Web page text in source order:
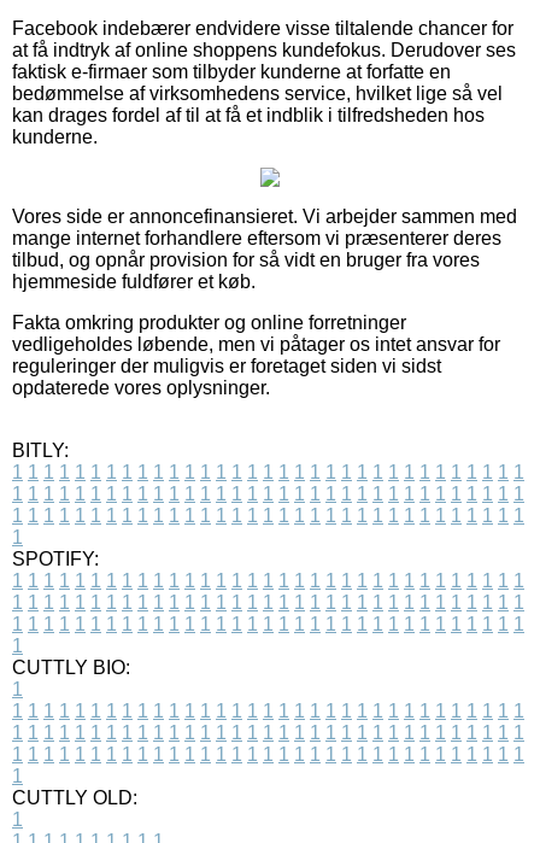
Facebook indebærer endvidere visse tiltalende chancer for
at få indtryk af online shoppens kundefokus. Derudover ses
faktisk e-firmaer som tilbyder kunderne at forfatte en
bedømmelse af virksomhedens service, hvilket lige så vel
kan drages fordel af til at få et indblik i tilfredsheden hos
kunderne.
Vores side er annoncefinansieret. Vi arbejder sammen med
mange internet forhandlere eftersom vi præsenterer deres
tilbud, og opnår provision for så vidt en bruger fra vores
hjemmeside fuldfører et køb.
Fakta omkring produkter og online forretninger
vedligeholdes løbende, men vi påtager os intet ansvar for
reguleringer der muligvis er foretaget siden vi sidst
opdaterede vores oplysninger.
BITLY:
1 1 1 1 1 1 1 1 1 1 1 1 1 1 1 1 1 1 1 1 1 1 1 1 1 1 1 1 1 1 1 1 1
1 1 1 1 1 1 1 1 1 1 1 1 1 1 1 1 1 1 1 1 1 1 1 1 1 1 1 1 1 1 1 1 1
1 1 1 1 1 1 1 1 1 1 1 1 1 1 1 1 1 1 1 1 1 1 1 1 1 1 1 1 1 1 1 1 1
1
SPOTIFY:
1 1 1 1 1 1 1 1 1 1 1 1 1 1 1 1 1 1 1 1 1 1 1 1 1 1 1 1 1 1 1 1 1
1 1 1 1 1 1 1 1 1 1 1 1 1 1 1 1 1 1 1 1 1 1 1 1 1 1 1 1 1 1 1 1 1
1 1 1 1 1 1 1 1 1 1 1 1 1 1 1 1 1 1 1 1 1 1 1 1 1 1 1 1 1 1 1 1 1
1
CUTTLY BIO:
1
1 1 1 1 1 1 1 1 1 1 1 1 1 1 1 1 1 1 1 1 1 1 1 1 1 1 1 1 1 1 1 1 1
1 1 1 1 1 1 1 1 1 1 1 1 1 1 1 1 1 1 1 1 1 1 1 1 1 1 1 1 1 1 1 1 1
1 1 1 1 1 1 1 1 1 1 1 1 1 1 1 1 1 1 1 1 1 1 1 1 1 1 1 1 1 1 1 1 1
1
CUTTLY OLD:
1